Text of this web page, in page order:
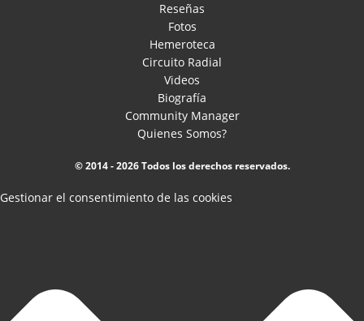
Reseñas
Fotos
Hemeroteca
Circuito Radial
Videos
Biografía
Community Manager
Quienes Somos?
© 2014 - 2026 Todos los derechos reservados.
Gestionar el consentimiento de las cookies